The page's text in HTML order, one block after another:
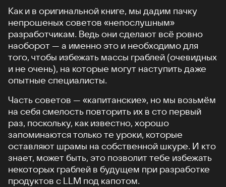
Как и в оригинальной книге, мы дадим пачку
непрошеных советов «непослушным»
разработчикам. Ведь они сделают всё ровно
наоборот — а именно это и необходимо для
того, чтобы избежать массы граблей (очевидных
и не очень), на которые могут наступить даже
опытные специалисты.
Часть советов — «капитанские», но мы возьмём
на себя смелость повторить их в сто первый
раз, поскольку, как известно, хорошо
запоминаются только те уроки, которые
оставляют шрамы на собственной шкуре. И кто
знает, может быть, это позволит тебе избежать
некоторых граблей в будущем при разработке
продуктов c LLM под капотом.